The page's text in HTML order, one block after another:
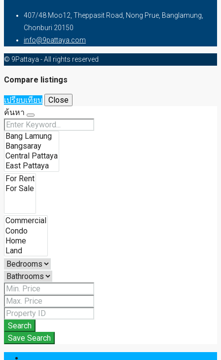
407/48 Moo12, Theppasit Road, Nong Prue, Banglamung,
Chonburi 20150
info@9pattaya.com
© 9Pattaya - All rights reserved
Compare listings
เปรียบเทียบ
Close
ค้นหา
Search
Save Search